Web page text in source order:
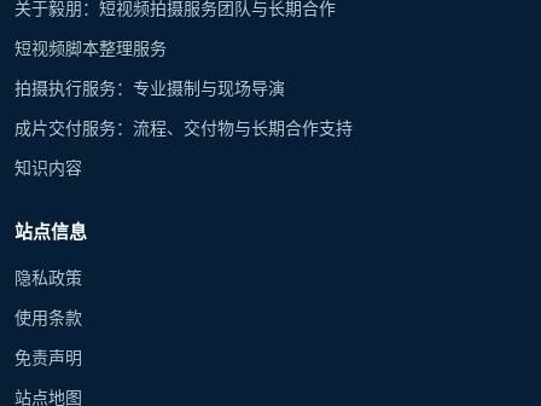
关于毅朋：短视频拍摄服务团队与长期合作
短视频脚本整理服务
拍摄执行服务：专业摄制与现场导演
成片交付服务：流程、交付物与长期合作支持
知识内容
站点信息
隐私政策
使用条款
免责声明
站点地图